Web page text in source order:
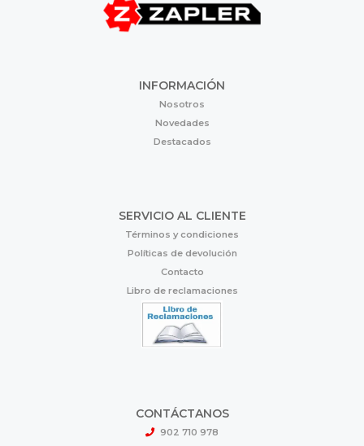
INFORMACIÓN
Nosotros
Novedades
Destacados
SERVICIO AL CLIENTE
Términos y condiciones
Políticas de devolución
Contacto
Libro de reclamaciones
CONTÁCTANOS
902 710 978